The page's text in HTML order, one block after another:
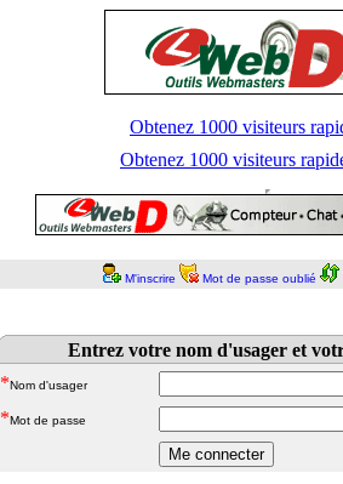
Obtenez 1000 visiteurs
Obtenez 1000 visiteurs
M'inscrire Mot de passe oublié
Entrez votre nom d'usager et
*Nom d'usager
*Mot de passe